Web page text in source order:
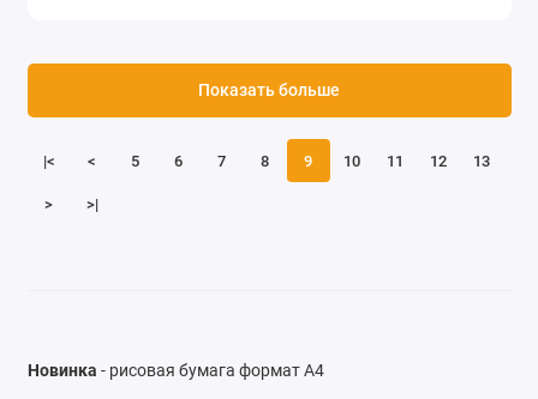
|< < 5 6 7 8 9 10 11 12 13
> >|
Показать больше
Новинка - рисовая бумага формат А4